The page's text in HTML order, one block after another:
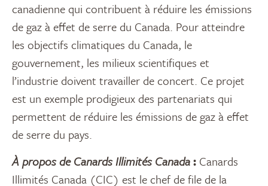
canadienne qui contribuent à réduire les émissions
de gaz à effet de serre du Canada. Pour atteindre
les objectifs climatiques du Canada, le
gouvernement, les milieux scientifiques et
l’industrie doivent travailler de concert. Ce projet
est un exemple prodigieux des partenariats qui
permettent de réduire les émissions de gaz à effet
de serre du pays.
À propos de Canards Illimités Canada: Canards
Illimités Canada (CIC) est le chef de file de la